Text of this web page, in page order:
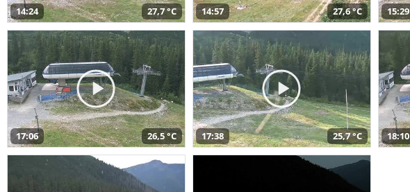
14:24 27,7 °C 14:57 27,6 °C 15:29
17:06 26,5 °C 17:38 25,7 °C 18:10